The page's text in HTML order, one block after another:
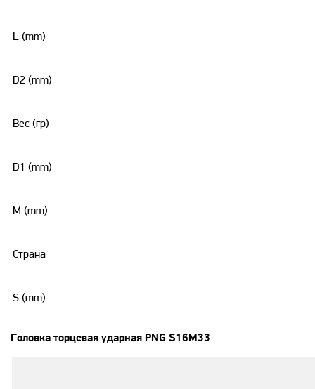
L (mm)
D2 (mm)
Вес (гр)
D1 (mm)
M (mm)
Страна
S (mm)
Головка торцевая ударная PNG S16M33